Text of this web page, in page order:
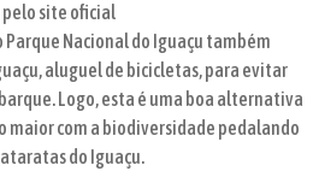
site oficial
Nacional do Iguaçu também
aluguel de bicicletas, para evitar
Logo, esta é uma boa alternativa
maior com a biodiversidade pedalando
do Iguaçu.